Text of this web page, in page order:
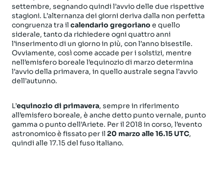
settembre, segnando quindi l’avvio delle due rispettive
stagioni. L’alternanza dei giorni deriva dalla non perfetta
congruenza tra il calendario gregoriano e quello
siderale, tanto da richiedere ogni quattro anni
l’inserimento di un giorno in più, con l’anno bisestile.
Ovviamente, così come accade per i solstizi, mentre
nell’emisfero boreale l’equinozio di marzo determina
l’avvio della primavera, in quello australe segna l’avvio
dell’autunno.
L’equinozio di primavera, sempre in riferimento
all’emisfero boreale, è anche detto punto vernale, punto
gamma o punto dell’Ariete. Per il 2018 in corso, l’evento
astronomico è fissato per il 20 marzo alle 16.15 UTC,
quindi alle 17.15 del fuso italiano.